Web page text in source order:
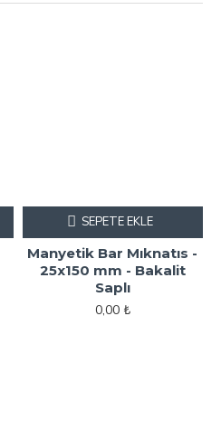
Manyetik Bar Mıknatıs -
25x150 mm - Bakalit
Saplı
0,00 ₺
SEPETE EKLE